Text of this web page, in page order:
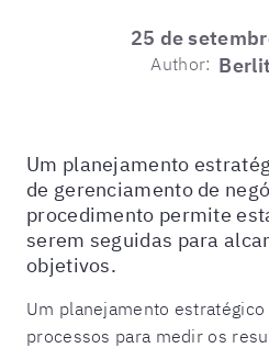
25 de
Author:
Um planejamento
de gerenciamento de
procedimento permite
serem seguidas para
objetivos.
Um planejamento
processos para medir os